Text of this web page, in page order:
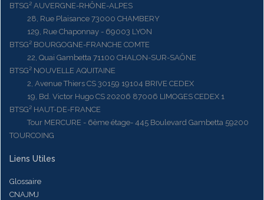
BTSG² AUVERGNE-RHÔNE-ALPES
28, Rue Plaisance 73000 CHAMBERY
129, Rue Chaponnay - 69003 LYON
BTSG² BOURGOGNE-FRANCHE COMTE
22, Quai Gambetta 71100 CHALON-SUR-SAÔNE
BTSG² NOUVELLE AQUITAINE
2, Avenue Thiers CS 30159 19104 BRIVE CEDEX
19, Bd. Victor Hugo CS 20206 87006 LIMOGES CEDEX 1
BTSG² HAUT-DE-FRANCE
Tour MERCURE - 6ème étage- 445 Boulevard Gambetta 59200
TOURCOING
Liens Utiles
Glossaire
CNAJMJ